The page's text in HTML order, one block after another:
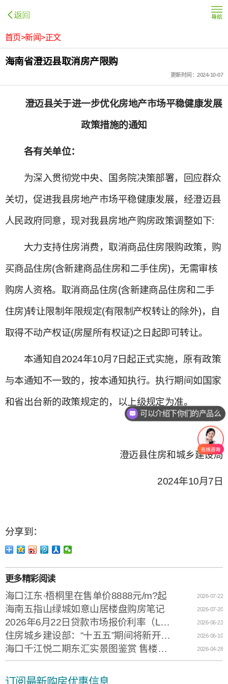
首页>新闻>正文
海南省澄迈县取消房产限购
更新时间：2024-10-07
澄迈县关于进一步优化房地产市场平稳健康发展
政策措施的通知
各有关单位：
为深入贯彻党中央、国务院决策部署，回应群众
关切，促进我县房地产市场平稳健康发展，经澄迈县
人民政府同意，现对我县房地产购房政策调整如下:
大力支持住房消费，取消商品住房限购政策，购
买商品住房(含新建商品住房和二手住房)，无需审核
购房人资格。取消商品住房(含新建商品住房和二手
住房)转让限制年限规定(有限制产权转让的除外)，自
取得不动产权证(房屋所有权证)之日起即可转让。
本通知自2024年10月7日起正式实施，原有政策
与本通知不一致的，按本通知执行。执行期间如国家
和省出台新的政策规定的，以上级规定为准。
澄迈县住房和城乡建设局
2024年10月7日
分享到：
更多精彩阅读
海口江东·梧桐里在售单价8888元/m?起 2026-07-22
海南五指山绿城如意山居楼盘购房笔记 2026-07-20
2026年6月22日贷款市场报价利率（LPR） 2026-06-23
住房城乡建设部：“十五五”期间将新开工改造城镇老旧小区11.5万个 2026-06-10
海口千江悦二期东汇实景图鉴赏 售楼电话0898-66666982 2026-04-28
可以介绍下你们的产品么
你们是怎么收费的呢